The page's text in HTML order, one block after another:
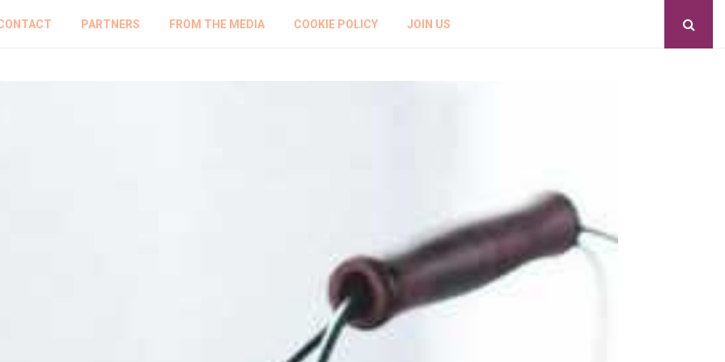
PARTNERS FROM THE MEDIA COOKIE POLICY JOIN US